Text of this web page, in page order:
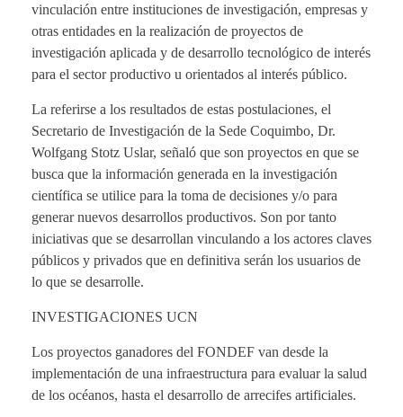
vinculación entre instituciones de investigación, empresas y
otras entidades en la realización de proyectos de
investigación aplicada y de desarrollo tecnológico de interés
para el sector productivo u orientados al interés público.
La referirse a los resultados de estas postulaciones, el
Secretario de Investigación de la Sede Coquimbo, Dr.
Wolfgang Stotz Uslar, señaló que son proyectos en que se
busca que la información generada en la investigación
científica se utilice para la toma de decisiones y/o para
generar nuevos desarrollos productivos. Son por tanto
iniciativas que se desarrollan vinculando a los actores claves
públicos y privados que en definitiva serán los usuarios de
lo que se desarrolle.
INVESTIGACIONES UCN
Los proyectos ganadores del FONDEF van desde la
implementación de una infraestructura para evaluar la salud
de los océanos, hasta el desarrollo de arrecifes artificiales.